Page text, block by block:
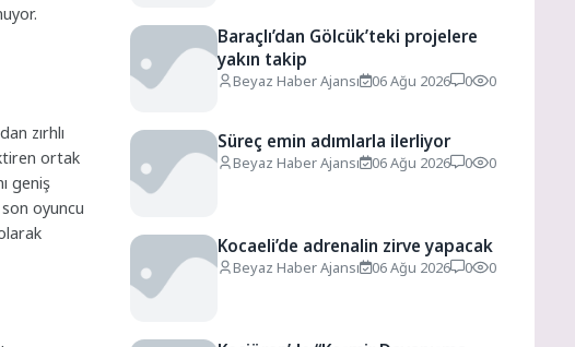
zırhlı
ortak
geniş
oyuncu
Baraçlı’dan Gölcük’teki projelere
yakın takip
Beyaz Haber Ajansı 06 Ağu 2026 0 0
Süreç emin adımlarla ilerliyor
Beyaz Haber Ajansı 06 Ağu 2026 0 0
Kocaeli’de adrenalin zirve yapacak
Beyaz Haber Ajansı 06 Ağu 2026 0 0